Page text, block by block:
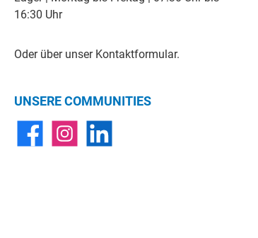
16:30 Uhr
Oder über unser Kontaktformular.
UNSERE COMMUNITIES